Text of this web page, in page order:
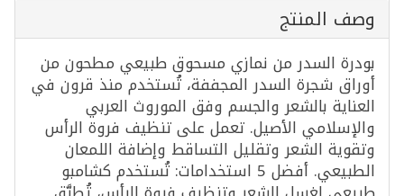
وصف المنتج
بودرة السدر من نمازي مسحوق طبيعي مطحون من
أوراق شجرة السدر المجففة، تُستخدم منذ قرون في
العناية بالشعر والجسم وفق الموروث العربي
والإسلامي الأصيل. تعمل على تنظيف فروة الرأس
وتقوية الشعر وتقليل التساقط وإضافة اللمعان
الطبيعي. أفضل 5 استخدامات: تُستخدم كشامبو